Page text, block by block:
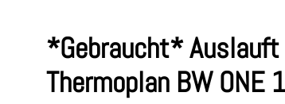
*Gebraucht*
Thermoplan BW ONE